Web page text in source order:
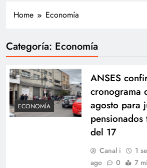
Home Economía
Categoría: Economía
ECONOMÍA
ANSES
cronograma
agosto para
del 17
Canal i
1
ago
0 7